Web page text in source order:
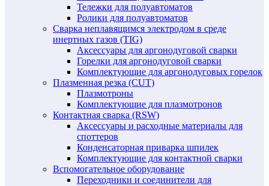
Тележки для полуавтоматов
Ролики для полуавтоматов
Сварка неплавящимся электродом в среде
инертных газов (TIG)
Аксессуары для аргонодуговой сварки
Горелки для аргонодуговой сварки
Комплектующие для аргонодуговых горелок
Плазменная резка (CUT)
Плазмотроны
Комплектующие для плазмотронов
Контактная сварка (RSW)
Аксессуары и расходные материалы для
споттеров
Конденсаторная приварка шпилек
Комплектующие для контактной сварки
Вспомогательное оборудование
Переходники и соединители для